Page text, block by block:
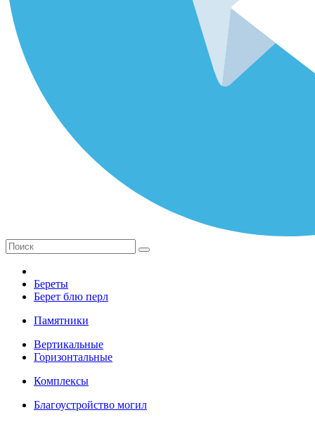
Береты
Берет блю перл
Памятники
Вертикальные
Горизонтальные
Комплексы
Благоустройство могил